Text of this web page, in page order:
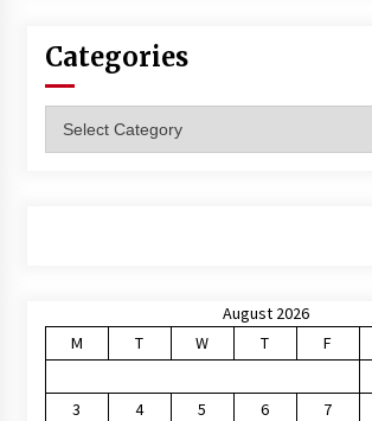
Categories
August 2026
M
T W T F
3
4 5 6 7